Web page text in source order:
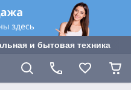
и бытовая техника